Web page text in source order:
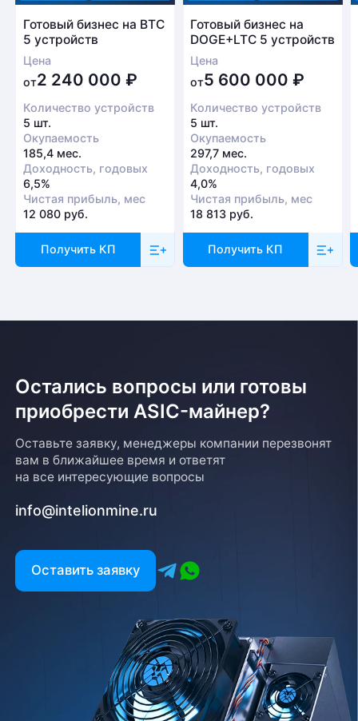
Готовый бизнес на BTC
5 устройств
Цена
от2 240 000 ₽
Количество устройств
5 шт.
Окупаемость
185,4 мес.
Доходность, годовых
6,5%
Чистая прибыль, мес
12 080 руб.
Получить КП
Готовый бизнес на
DOGE+LTC 5 устройств
Цена
от5 600 000₽
Количество устройств
5 шт.
Окупаемость
297,7 мес.
Доходность, годовых
4,0%
Чистая прибыль, мес
18 813 руб.
Получить КП
Остались вопросы или готовы
приобрести ASIC-майнер?
Оставьте заявку, менеджеры компании перезвонят
вам в ближайшее время и ответят
на все интересующие вопросы
info@intelionmine.ru
Оставить заявку